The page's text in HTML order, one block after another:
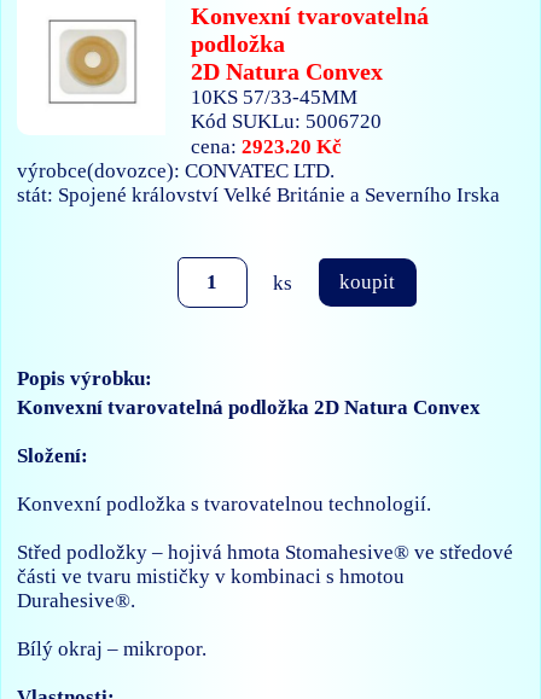
Konvexní tvarovatelná
podložka
2D Natura Convex
10KS 57/33-45MM
Kód SUKLu: 5006720
cena: 2923.20 Kč
výrobce(dovozce): CONVATEC LTD.
stát: Spojené království Velké Británie a Severního Irska
ks koupit
Popis výrobku:
Konvexní tvarovatelná podložka 2D Natura Convex
Složení:
Konvexní podložka s tvarovatelnou technologií.
Střed podložky – hojivá hmota Stomahesive® ve středové
části ve tvaru mističky v kombinaci s hmotou
Durahesive®.
Bílý okraj – mikropor.